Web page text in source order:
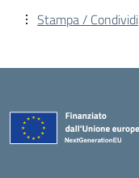
Stampa / Condividi